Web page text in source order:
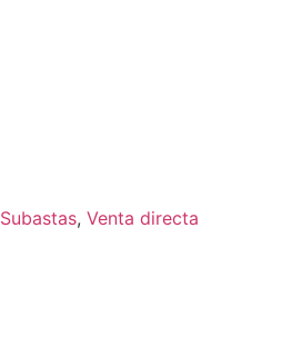
Subastas, Venta directa